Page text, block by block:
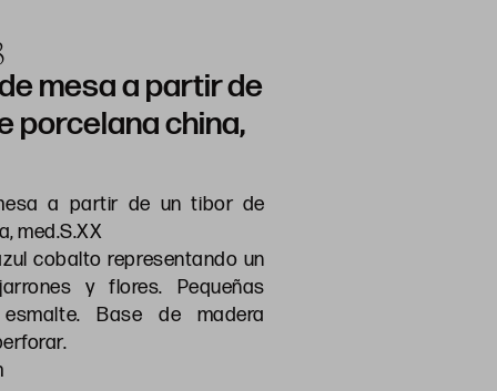
mesa a partir de
porcelana china,
a partir de un tibor de
med.S.XX
cobalto representando un
y flores. Pequeñas
Base de madera